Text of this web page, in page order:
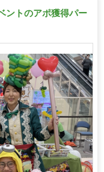
ントのアポ獲得パー